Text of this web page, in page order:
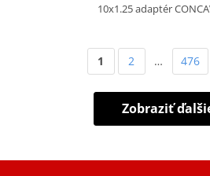
10x1.25 adaptér
1 2 … 476
Zobraziť